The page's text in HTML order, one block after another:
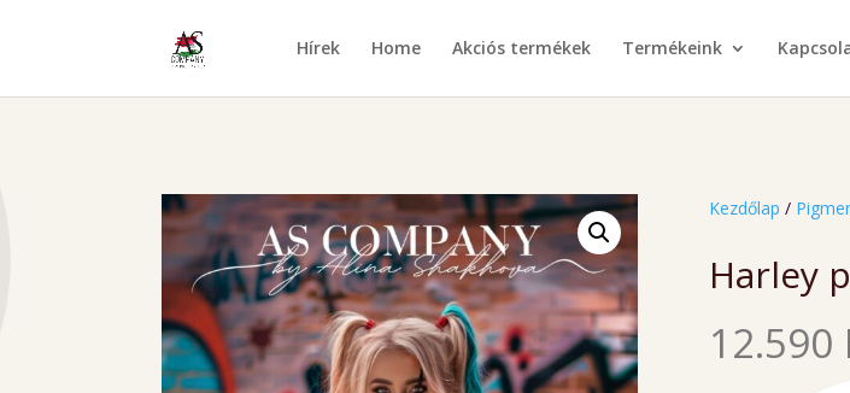
Hírek Home Akciós termékek Termékeink
Kezdőlap /
Harley
12.590